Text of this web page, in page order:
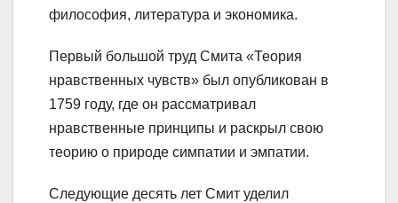
философия, литература и экономика.
Первый большой труд Смита «Теория
нравственных чувств» был опубликован в
1759 году, где он рассматривал
нравственные принципы и раскрыл свою
теорию о природе симпатии и эмпатии.
Следующие десять лет Смит уделил